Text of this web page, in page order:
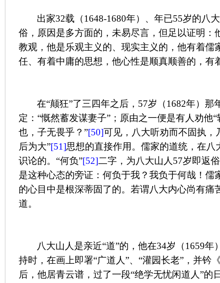
出家32载（1648-1680年）、年已55岁的八
俗，原因是多方面的，未易尽言，但足以证明：
教观，他是乐观主义的、现实主义的，他有着儒
任、有着中庸的思想，他心性是顺真顺善的，有
在“颠狂”了三四年之后， 57岁（1682年）那
定：“慨然蓄发谋妻子”；原由之一便是有人劝他
也，子无畏乎？”[50]可见，八大听劝而不固执，
后为大”[51]思想的直接作用。儒家的道统，在八
识论的。“何负”[52]二字，为八大山人 57岁即返
是这种心态的旁证：何负于我？我负于何哉！儒
的心目中是根深蒂固了的。若谓八大内心尚有痛
道。
八大山人是亲近“道”的，他在34岁（1659年
持时，在画上即署“广道人”、“灌园长老”，并钤
后，他居青云谱，过了一段“绝学无忧闲道人”的